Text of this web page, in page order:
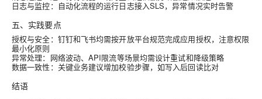
日志与监控：自动化流程的运行日志接入SLS，异常情况实时告警
五、实践要点
授权与安全：钉钉和飞书均需按开放平台规范完成应用授权，注意权限
最小化原则
异常处理：网络波动、API限流等场景均需设计重试和降级策略
数据一致性 ：关键业务建议增加校验步骤，如写入后回读比对
结语